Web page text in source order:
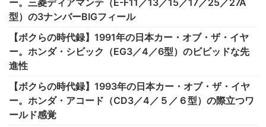
型）の3ナンバーBIGフィール
【ボクらの時代録】1991年の日本カー・オブ・ザ・イヤ
ー。ホンダ・シビック（EG3／4／6型）のビビッドな先
進性
【ボクらの時代録】1993年の日本カー・オブ・ザ・イヤ
ー。ホンダ・アコード（CD3／4／５／６型）の際立つワ
ールド感覚